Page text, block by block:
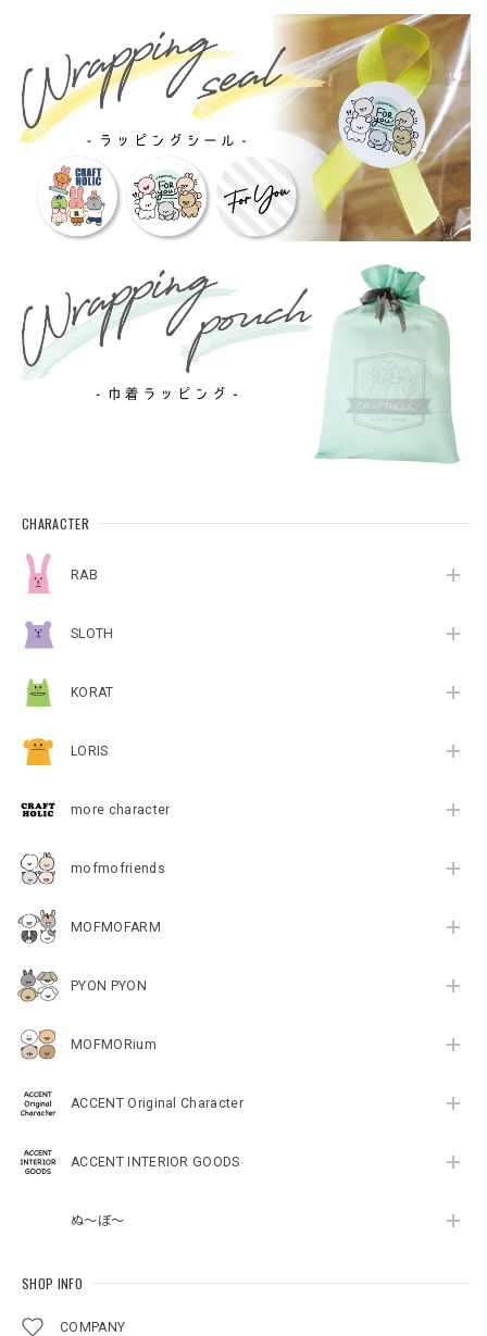
CHARACTER
RAB
SLOTH
KORAT
LORIS
more character
mofmofriends
MOFMOFARM
PYON PYON
MOFMORium
ACCENT Original Character
ACCENT INTERIOR GOODS
ぬ～ぼ～
SHOP INFO
COMPANY